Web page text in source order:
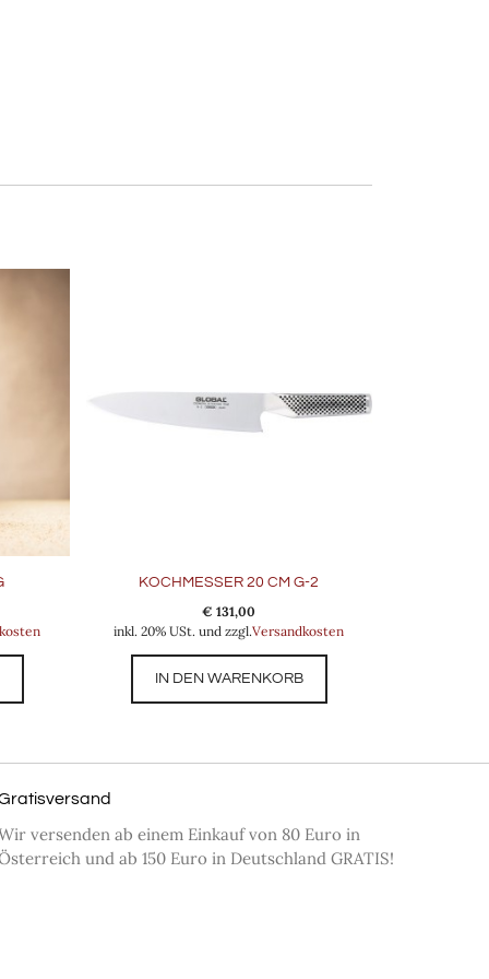
KOCHMESSER 20 CM G-2
€ 131,00
inkl. 20% USt. und zzgl.Versandkosten
IN DEN WARENKORB
versenden ab einem Einkauf von 80 Euro in
und ab 150 Euro in Deutschland GRATIS!